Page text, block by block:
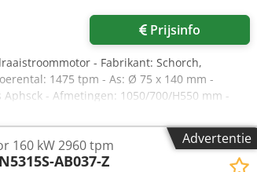
Prijsinfo
- Fabrikant: Schorch,
1475 tpm - As: Ø 75 x 140 mm -
- Afmetingen: 1050/700/H550 mm -
Advertentie
160 kW 2960 tpm
AB037-Z